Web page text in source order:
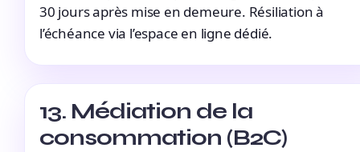
30 jours après mise en demeure. Résiliation à
l’échéance via l’espace en ligne dédié.
13. Médiation de la
consommation (B2C)